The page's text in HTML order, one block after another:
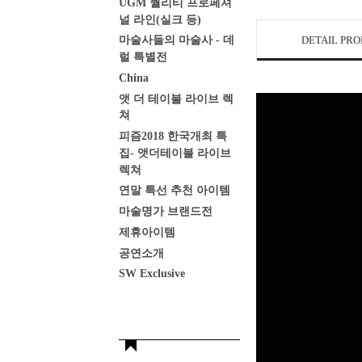
UGM 퀄리티 프로페셔
널 라인(실크 등)
마술사들의 마술사 - 데
럴 특별전
China
앳 더 테이블 라이브 렉
쳐
피즘2018 한국개최 특
집- 앳더테이블 라이브
렉쳐
연말 특선 추천 아이템
마술명가 브랜드전
제휴아이템
공연소개
SW Exclusive
DETAIL